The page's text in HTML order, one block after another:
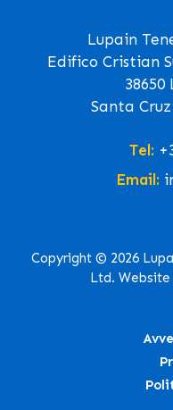
Lupain
Edifico Cristian
38650
Santa
Tel:
Email:
Copyright © 2026
Ltd.